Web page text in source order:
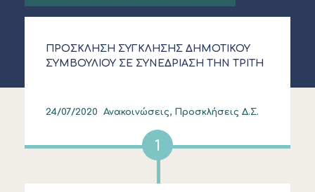
ΠΡΟΣΚΛΗΣΗ ΣΥΓΚΛΗΣΗΣ ΔΗΜΟΤΙΚΟΥ
ΣΥΜΒΟΥΛΙΟΥ ΣΕ ΣΥΝΕΔΡΙΑΣΗ ΤΗΝ ΤΡΙΤΗ
24/07/2020 Ανακοινώσεις, Προσκλήσεις Δ.Σ.
1